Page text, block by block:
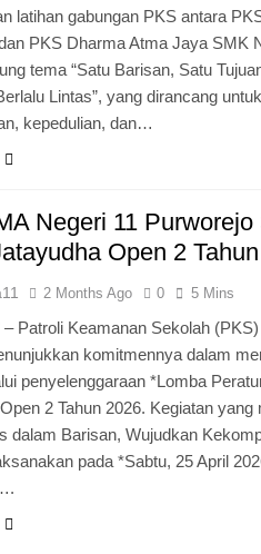
latihan gabungan PKS antara
PKS Dharma Atma Jaya SMK
tema “Satu Barisan, Satu
Lintas”, yang dirancang
kepedulian, dan…
Negeri 11
Open 2
2 Months Ago 0 5 Mins
– Patroli Keamanan Sekolah
komitmennya dalam
penyelenggaraan *Lomba
2 Tahun 2026. Kegiatan
dalam Barisan, Wujudkan
pada *Sabtu, 25 April